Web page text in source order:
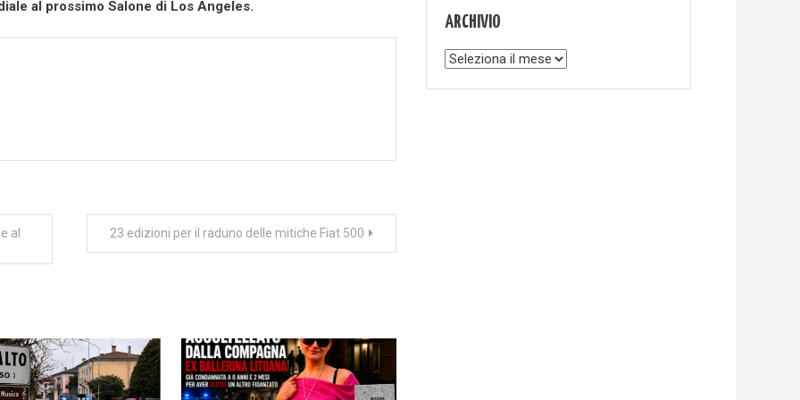
al prossimo Salone di Los Angeles.
al 23 edizioni per il raduno delle mitiche Fiat 500
ARCHIVIO
Archivio